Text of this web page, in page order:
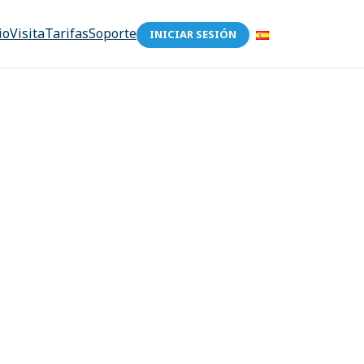
VisitaTarifasSoporte INICIAR SESIÓN